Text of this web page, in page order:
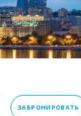
ЗАБРОНИРОВАТЬ